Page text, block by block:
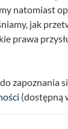
natomiast
jak
prawa
zapoznania
(dostępną